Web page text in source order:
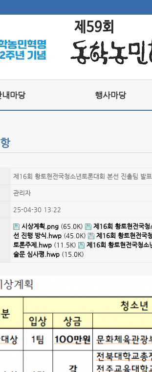
내마당 행사마당
제16회 황토현전국청소년토론대회 본선 진출팀 발
관리자
25-04-30 13:22
시상계획.png (65.0K) 제16회 황토현전국
선 진행 방식.hwp (45.0K) 제16회 황토현전국
토론주제.hwp (11.5K) 제16회 황토현전국청
술문 심사평.hwp (15.0K)